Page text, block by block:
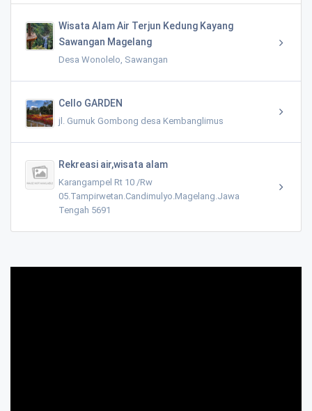
Wisata Alam Air Terjun Kedung Kayang
Sawangan Magelang
Desa Wonolelo, Sawangan
Cello GARDEN
jl. Gumuk Gombong desa Kembanglimus
Rekreasi air,wisata alam
Karangampel Rt 10 /Rw
05.Tampirwetan.Candimulyo.Magelang.Jawa
Tengah 5691